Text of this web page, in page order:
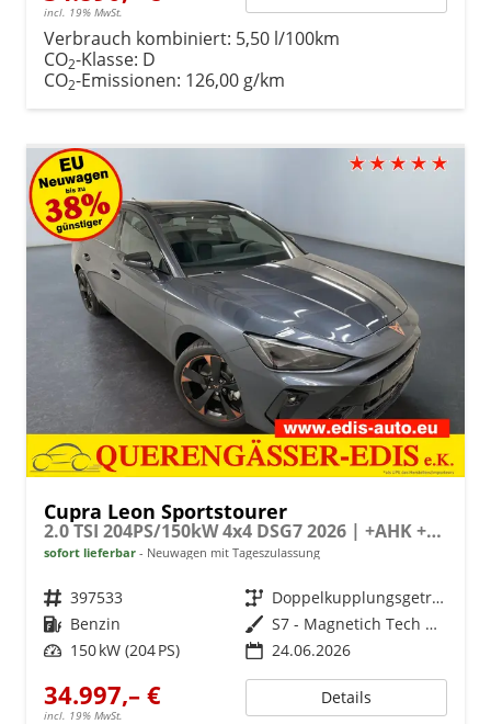
incl. 19% MwSt.
Verbrauch kombiniert: 5,50 l/100km
CO2-Klasse: D
CO2-Emissionen: 126,00 g/km
Cupra Leon Sportstourer
2.0 TSI 204PS/150kW 4x4 DSG7 2026 | +AHK +RFK +El.Hecklappe +CUPRA HD Matrix +NAVI +5J Erw. Garantie - RESERIVERT
sofort lieferbar Neuwagen mit Tageszulassung
Fahrzeugnr. 397533 Getriebe
Doppelkupplungsgetriebe (DSG)
Kraftstoff Benzin Außenfarbe
S7 - Magnetich Tech Met.
Leistung 150 kW (204 PS) 24.06.2026
34.997,– €
incl. 19% MwSt.
Details